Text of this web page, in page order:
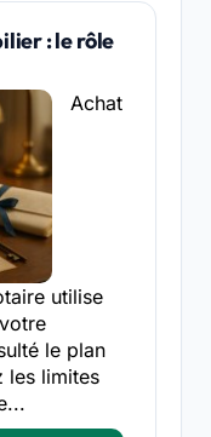
: le rôle
Achat
utilise
le plan
les limites